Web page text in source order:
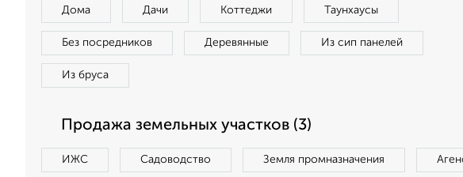
Дома Дачи Коттеджи Таунхаусы
Без посредников Деревянные Из сип панелей
Из бруса
Продажа земельных участков (3)
ИЖС Садоводство Земля промназначения